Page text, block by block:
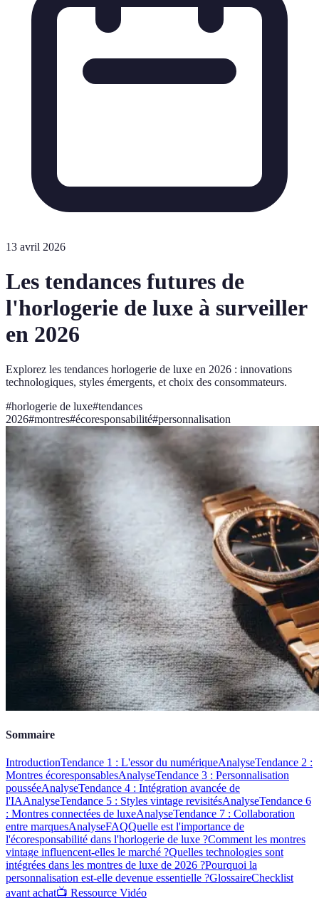
13 avril 2026
Les tendances futures de
l'horlogerie de luxe à surveiller
en 2026
Explorez les tendances horlogerie de luxe en 2026 : innovations
technologiques, styles émergents, et choix des consommateurs.
#horlogerie de luxe#tendances
2026#montres#écoresponsabilité#personnalisation
Sommaire
IntroductionTendance 1 : L'essor du numériqueAnalyseTendance 2 :
Montres écoresponsablesAnalyseTendance 3 : Personnalisation
pousséeAnalyseTendance 4 : Intégration avancée de
l'IAAnalyseTendance 5 : Styles vintage revisitésAnalyseTendance 6
: Montres connectées de luxeAnalyseTendance 7 : Collaboration
entre marquesAnalyseFAQQuelle est l'importance de
l'écoresponsabilité dans l'horlogerie de luxe ?Comment les montres
vintage influencent-elles le marché ?Quelles technologies sont
intégrées dans les montres de luxe de 2026 ?Pourquoi la
personnalisation est-elle devenue essentielle ?GlossaireChecklist
avant achat📺 Ressource Vidéo